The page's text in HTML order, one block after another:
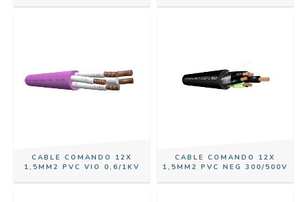
CABLE COMANDO 12X
1,5MM2 PVC VIO 0,6/1KV
CABLE COMANDO 12X
1,5MM2 PVC NEG 300/500V